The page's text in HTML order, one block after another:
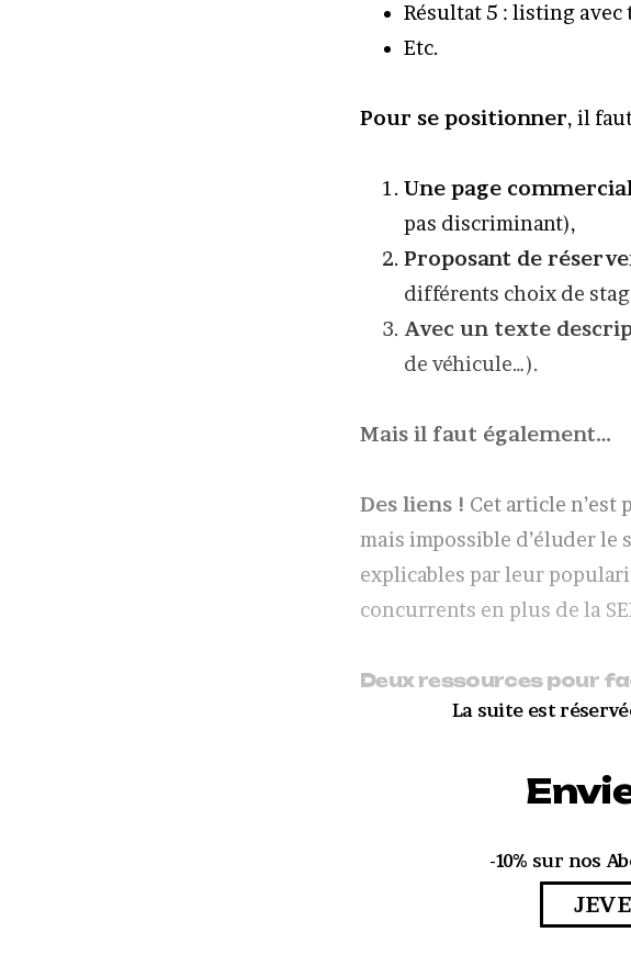
Résultat 5 : listing avec
Etc.
Pour se positionner, il
Une page
pas discriminant),
Proposant de
différents choix de
Avec un texte
de véhicule…).
Mais il faut également…
Des liens ! Cet article n’est
mais impossible d’éluder le
explicables par leur
concurrents en plus de la
Deux ressources pour
La suite est
-10% sur nos